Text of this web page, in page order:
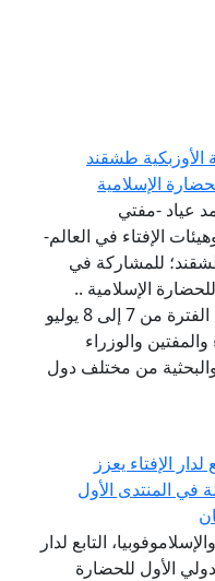
الأوزبكية طشقند
الإسلامية
عياد -مفتي
الإفتاء في العالم-
طشقند؛ للمشاركة في
الإسلامية ..
طريق السلام والتسامح والتنوير»، في الفترة من 7 إلى 8 يوليو
والوزراء
من مختلف دول
الإفتاء يعزز
في المنتدى الأول
التابع لدار
الأول للحضارة